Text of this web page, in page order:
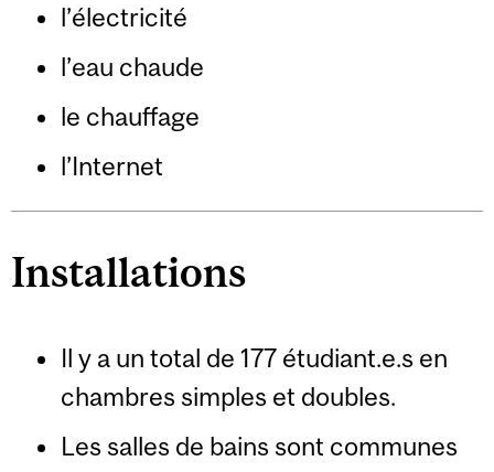
l’électricité
l’eau chaude
le chauffage
l’Internet
Installations
Il y a un total de 177 étudiant.e.s en
chambres simples et doubles.
Les salles de bains sont communes